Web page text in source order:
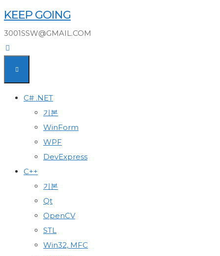
Skip
KEEP GOING
3001SSW@GMAIL.COM
C# .NET
기본
WinForm
WPF
DevExpress
C++
기본
Qt
OpenCV
STL
Win32, MFC